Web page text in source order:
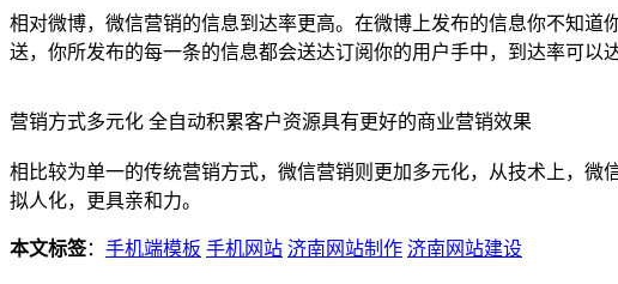
相对微博，微信营销的信息到达率更高。在微博上发布的信息你不知
送，你所发布的每一条的信息都会送达订阅你的用户手中，到达率可以达
营销方式多元化 全自动积累客户资源具有更好的商业营销效果
相比较为单一的传统营销方式，微信营销则更加多元化，从技术上，
拟人化，更具亲和力。
本文标签： 手机端模板 手机网站 济南网站制作 济南网站建设